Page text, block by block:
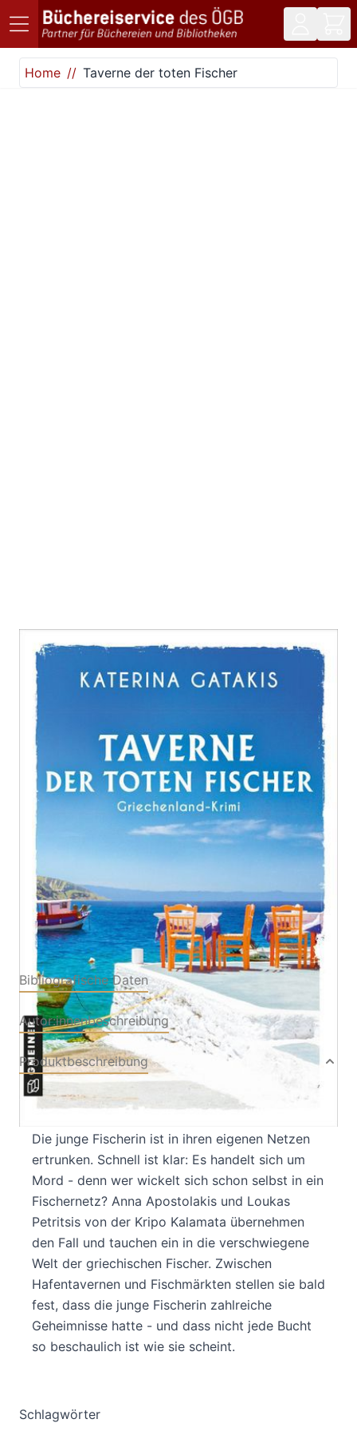
Direkt zum Inhalt
Home
Taverne der toten Fischer
Taverne der toten Fischer
Griechenland-Krimi
Von Katerina Gatakis
Buch
Softcover
ISBN: 978-3-83928108-
6
Bibliografische Daten
Autor:innenbeschreibung
Produktbeschreibung
In einer malerischen Bucht auf dem Peloponnes
Die junge Fischerin ist in ihren eigenen Netzen
ertrunken. Schnell ist klar: Es handelt sich um
Mord - denn wer wickelt sich schon selbst in ein
Fischernetz? Anna Apostolakis und Loukas
Petritsis von der Kripo Kalamata übernehmen
den Fall und tauchen ein in die verschwiegene
Welt der griechischen Fischer. Zwischen
Hafentavernen und Fischmärkten stellen sie bald
fest, dass die junge Fischerin zahlreiche
Geheimnisse hatte - und dass nicht jede Bucht
so beschaulich ist wie sie scheint.
Schlagwörter